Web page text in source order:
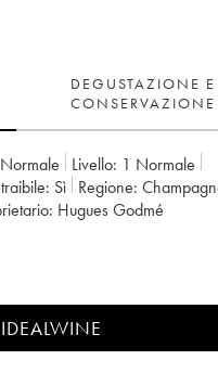
DEGUSTAZIONE E
CONSERVAZIONE
Livello: 1 Normale
sì Regione:
Hugues Godmé